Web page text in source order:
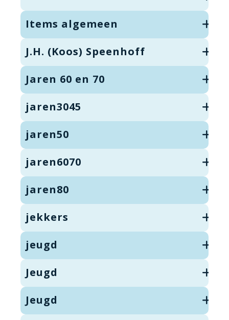
Items algemeen
J.H. (Koos) Speenhoff
Jaren 60 en 70
jaren3045
jaren50
jaren6070
jaren80
jekkers
jeugd
Jeugd
Jeugd